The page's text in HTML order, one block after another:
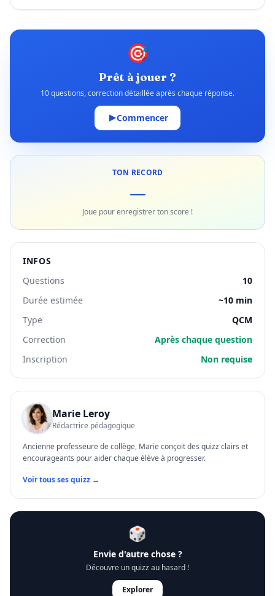
🎯
Prêt à jouer ?
10 questions, correction détaillée après chaque réponse.
Commencer
TON RECORD
—
Joue pour enregistrer ton score !
INFOS
Questions
10
Durée estimée
~10 min
Type
QCM
Correction
Après chaque question
Inscription
Non requise
Marie Leroy
Rédactrice pédagogique
Ancienne professeure de collège, Marie conçoit des quizz clairs et
encourageants pour aider chaque élève à progresser.
Voir tous ses quizz →
🎲
Envie d'autre chose ?
Découvre un quizz au hasard !
Explorer